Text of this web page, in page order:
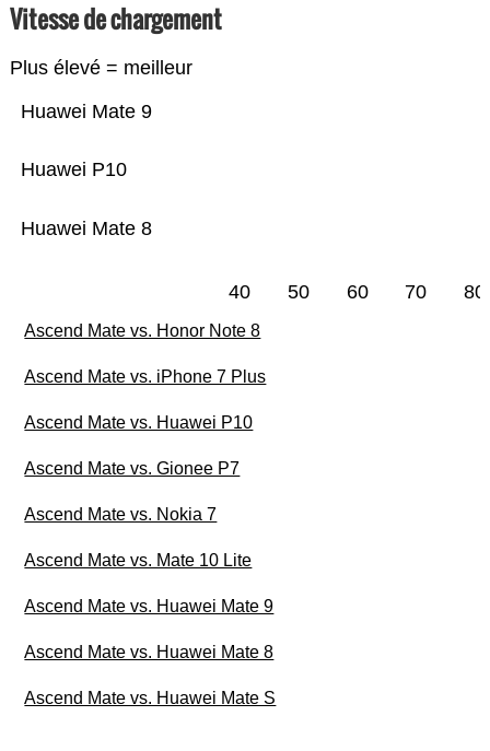
Vitesse de chargement
Plus élevé = meilleur
Huawei Mate 8
Huawei P10
Huawei Mate 9
40 50 60 70 80
Ascend Mate vs. Honor Note 8
Ascend Mate vs. iPhone 7 Plus
Ascend Mate vs. Huawei P10
Ascend Mate vs. Gionee P7
Ascend Mate vs. Nokia 7
Ascend Mate vs. Mate 10 Lite
Ascend Mate vs. Huawei Mate 9
Ascend Mate vs. Huawei Mate 8
Ascend Mate vs. Huawei Mate S